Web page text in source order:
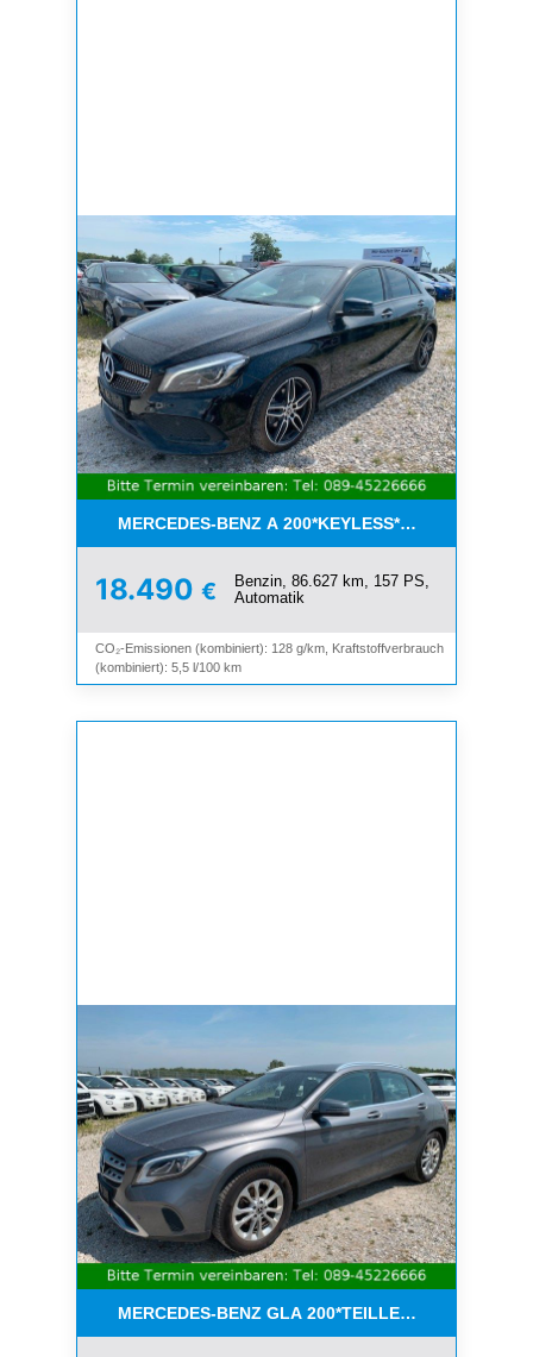
MERCEDES-BENZ A
18.490 €
Benzin, 86.627 km, 157 PS,
Automatik
CO₂-Emissionen (kombiniert): 128 g/km, Kraftstoffverbrauch
(kombiniert): 5,5 l/100 km
MERCEDES-BENZ GLA